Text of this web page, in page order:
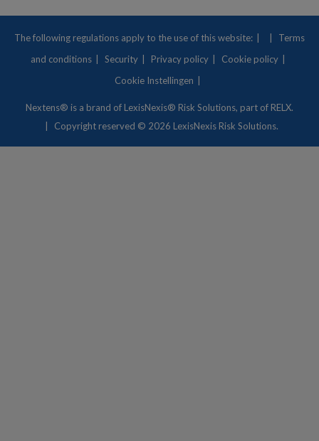
The following regulations apply to the use of this website:
Terms
and conditions
Security Privacy policy
Cookie policy
Cookie Instellingen
Nextens® is a brand of LexisNexis® Risk Solutions, part of RELX.
Copyrightreserved © 2026 LexisNexis Risk Solutions.